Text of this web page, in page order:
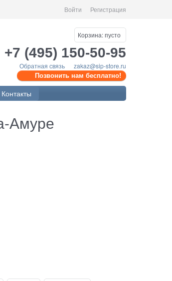
Войти Регистрация
Корзина:пусто
+7 (495) 150-50-95
Обратная связь zakaz@sip-store.ru
Позвонить нам бесплатно!
Контакты
Амуре